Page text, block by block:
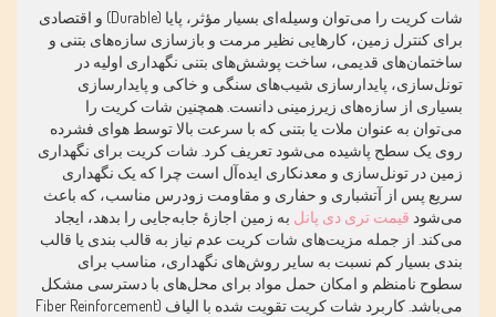
شات کریت را می‌توان وسیله‌ای بسیار مؤثر، پایا (Durable) و اقتصادی
برای کنترل زمین، کارهایی نظیر مرمت و بازسازی سازه‌های بتنی و
ساختمان‌های قدیمی، ساخت پوشش‌های بتنی نگهداری اولیه در
تونل‌سازی، پایدارسازی شیب‌های سنگی و خاکی و پایدارسازی
بسیاری از سازه‌های زیرزمینی دانست. همچنین شات کریت را
می‌توان به عنوان ملات یا بتنی که با سرعت بالا توسط هوای فشرده
روی یک سطح پاشیده می‌شود تعریف کرد. شات کریت برای نگهداری
زمین در تونل‌سازی و معدنکاری ایده‌آل است چرا که یک نگهداری
سریع پس از آتشباری و حفاری و مقاومت زودرس مناسب، که باعث
می‌شود قیمت تری دی پانل به زمین اجازهٔ جابه‌جایی را بدهد، ایجاد
می‌کند. از جمله مزیت‌های شات کریت عدم نیاز به قالب بندی یا قالب
بندی بسیار کم نسبت به سایر روش‌های نگهداری، مناسب برای
سطوح نامنظم و امکان حمل مواد برای محل‌های با دسترسی مشکل
می‌باشد. کاربرد شات کریت تقویت شده با الیاف (Fiber Reinforcement